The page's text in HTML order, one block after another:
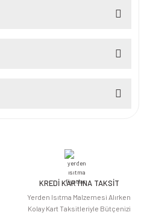
bulunuyor.
KREDİ KARTINA TAKSİT
Yerden Isıtma Malzemesi Alırken
Kolay Kart Taksitleriyle Bütçenizi